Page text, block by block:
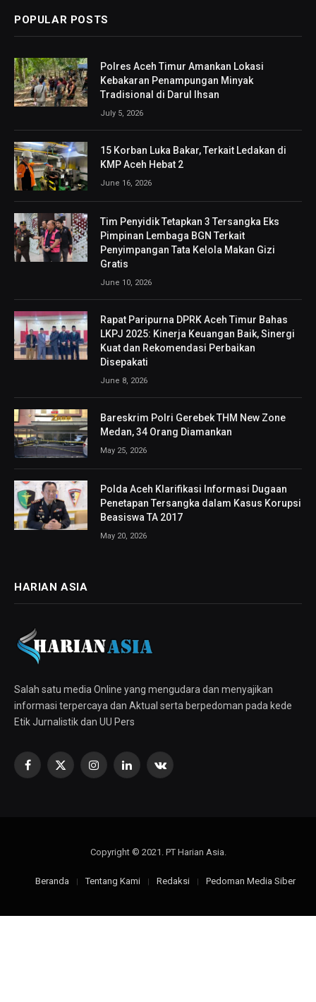
POPULAR POSTS
Polres Aceh Timur Amankan Lokasi
Kebakaran Penampungan Minyak
Tradisional di Darul Ihsan
July 5, 2026
15 Korban Luka Bakar, Terkait Ledakan di
KMP Aceh Hebat 2
June 16, 2026
Tim Penyidik Tetapkan 3 Tersangka Eks
Pimpinan Lembaga BGN Terkait
Penyimpangan Tata Kelola Makan Gizi
Gratis
June 10, 2026
Rapat Paripurna DPRK Aceh Timur Bahas
LKPJ 2025: Kinerja Keuangan Baik, Sinergi
Kuat dan Rekomendasi Perbaikan
Disepakati
June 8, 2026
Bareskrim Polri Gerebek THM New Zone
Medan, 34 Orang Diamankan
May 25, 2026
Polda Aceh Klarifikasi Informasi Dugaan
Penetapan Tersangka dalam Kasus Korupsi
Beasiswa TA 2017
May 20, 2026
HARIAN ASIA
Salah satu media Online yang mengudara dan menyajikan
informasi terpercaya dan Aktual serta berpedoman pada kede
Etik Jurnalistik dan UU Pers
Facebook
X
InstagramLinkedInVKontakte
Copyright © 2021. PT Harian Asia.
Beranda Tentang Kami Redaksi Pedoman Media Siber